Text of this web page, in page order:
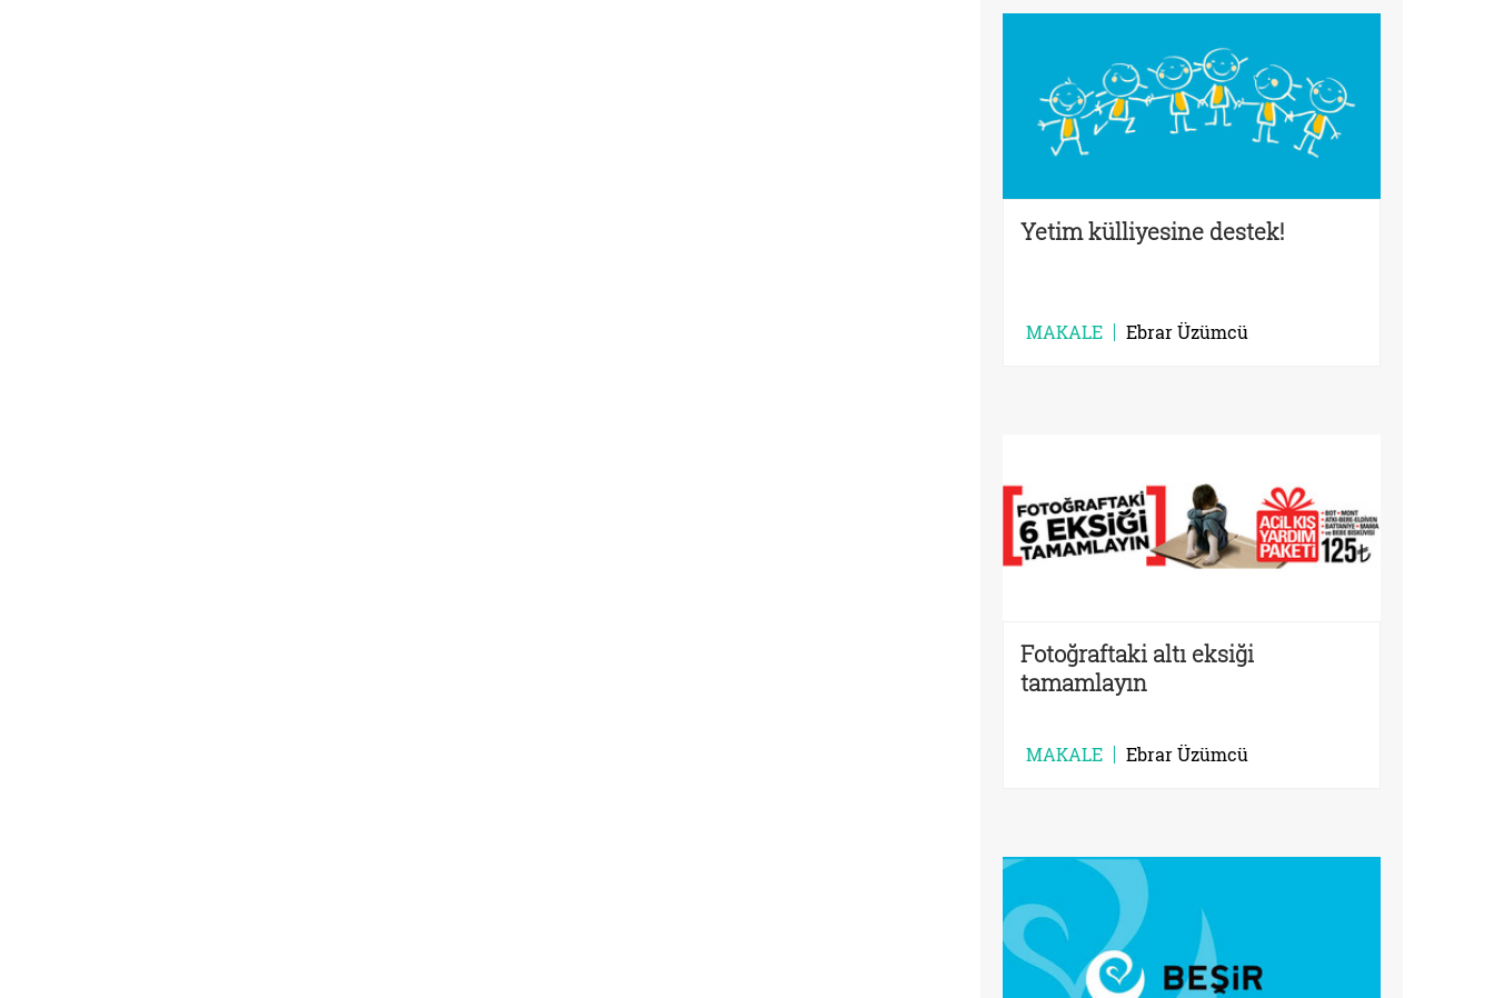
Yetim külliyesine destek!
MAKALE Ebrar Üzümcü
Fotoğraftaki altı eksiği
tamamlayın
MAKALE Ebrar Üzümcü